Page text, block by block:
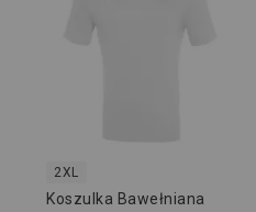
2XL
Koszulka Bawełniana